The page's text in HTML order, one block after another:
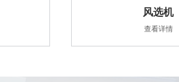
风选机
查看详情